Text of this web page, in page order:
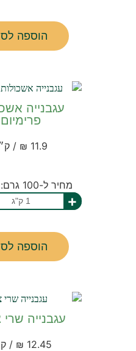
הוספה
עגבנייה
פרימיום
11.9 ₪ / ק״ג
מחיר ל-100 גרם: 1.19 ₪
+
הוספה
עגבנייה
12.45 ₪ / ק״ג